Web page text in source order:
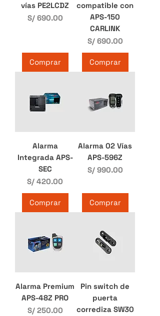
vías PE2LCDZ
Precio
S/ 690.00
Comprar
compatible con
APS-150
CARLINK
Precio
S/ 690.00
Comprar
Alarma
Integrada APS-
SEC
Precio
S/ 420.00
Comprar
Alarma 02 Vías
APS-596Z
Precio
S/ 990.00
Comprar
Alarma Premium
APS-48Z PRO
Precio
S/ 250.00
Pin switch de
puerta
corrediza SW30